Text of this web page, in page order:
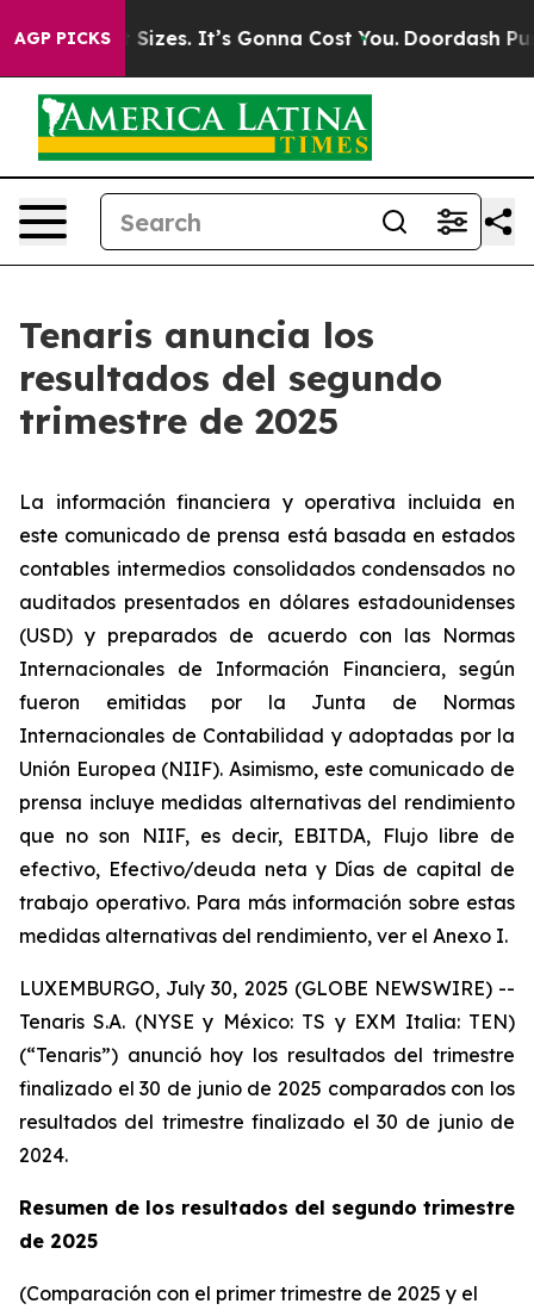
AGP PICKS
It’s Gonna Cost You. Doordash Pushes to End
Tenaris anuncia los
resultados del segundo
trimestre de 2025
La información financiera y operativa incluida en
este comunicado de prensa está basada en estados
contables intermedios consolidados condensados no
auditados presentados en dólares estadounidenses
(USD) y preparados de acuerdo con las Normas
Internacionales de Información Financiera, según
fueron emitidas por la Junta de Normas
Internacionales de Contabilidad y adoptadas por la
Unión Europea (NIIF). Asimismo, este comunicado de
prensa incluye medidas alternativas del rendimiento
que no son NIIF, es decir, EBITDA, Flujo libre de
efectivo, Efectivo/deuda neta y Días de capital de
trabajo operativo. Para más información sobre estas
medidas alternativas del rendimiento, ver el Anexo I.
LUXEMBURGO, July 30, 2025 (GLOBE NEWSWIRE) --
Tenaris S.A. (NYSE y México: TS y EXM Italia: TEN)
(“Tenaris”) anunció hoy los resultados del trimestre
finalizado el 30 de junio de 2025 comparados con los
resultados del trimestre finalizado el 30 de junio de
2024.
Resumen de los resultados del segundo trimestre
de 2025
(Comparación con el primer trimestre de 2025 y el